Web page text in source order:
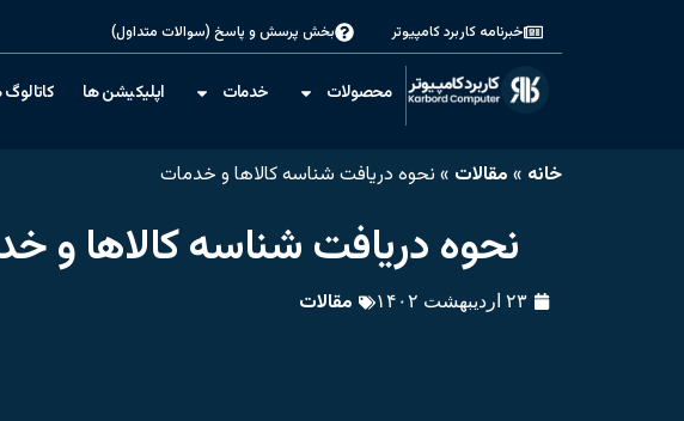
خبرنامه کاربرد کامپیوتر بخش پرسش و پاسخ (سوالات متداول)
محصولات خدمات اپلیکیشن ها
خانه » مقالات » نحوه دریافت شناسه کالاها و خدمات
نحوه دریافت شناسه کالاها و
۲۳ اردیبهشت ۱۴۰۲ مقالات